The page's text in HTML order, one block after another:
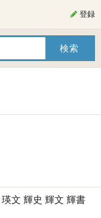
登録
瑛文 輝史 輝文 輝書